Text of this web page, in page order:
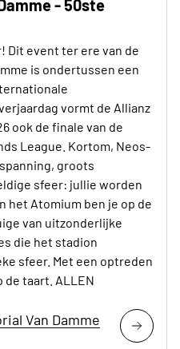
- 50ste
Dit event ter ere van de
is ondertussen een
vormt de Allianz
ook de finale van de
League. Kortom, Neos-
groots
sfeer: jullie worden
het Atomium ben je op de
van uitzonderlijke
die het stadion
sfeer. Met een optreden
de taart. ALLEN
Van Damme